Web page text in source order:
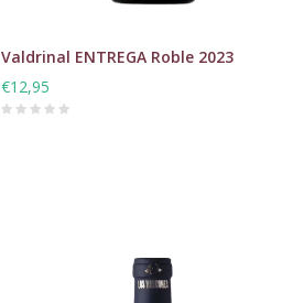
Valdrinal ENTREGA Roble 2023
€12,95